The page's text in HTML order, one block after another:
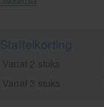
Staffelkorting
Vanaf 2 stuks
Vanaf 3 stuks